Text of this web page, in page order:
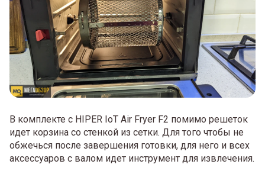
В комплекте с HIPER IoT Air Fryer F2 помимо решеток
идет корзина со стенкой из сетки. Для того чтобы не
обжечься после завершения готовки, для него и всех
аксессуаров с валом идет инструмент для извлечения.